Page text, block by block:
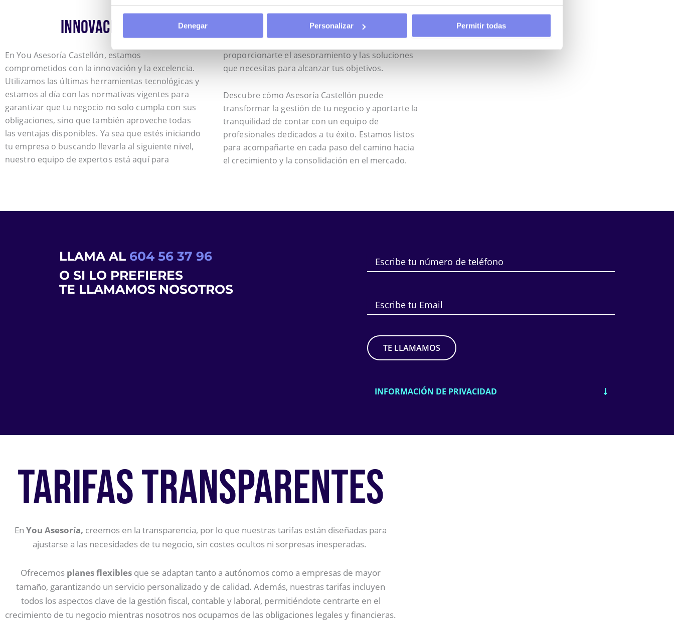
Denegar Personalizar Permitir todas
INNOVACIÓN Y EXCELENCIA CON ASESORÍA CASTELLÓN
En You Asesoría Castellón, estamos
comprometidos con la innovación y la excelencia.
Utilizamos las últimas herramientas tecnológicas y
estamos al día con las normativas vigentes para
garantizar que tu negocio no solo cumpla con sus
obligaciones, sino que también aproveche todas
las ventajas disponibles. Ya sea que estés iniciando
tu empresa o buscando llevarla al siguiente nivel,
nuestro equipo de expertos está aquí para
proporcionarte el asesoramiento y las soluciones
que necesitas para alcanzar tus objetivos.
Descubre cómo Asesoría Castellón puede
transformar la gestión de tu negocio y aportarte la
tranquilidad de contar con un equipo de
profesionales dedicados a tu éxito. Estamos listos
para acompañarte en cada paso del camino hacia
el crecimiento y la consolidación en el mercado.
LLAMA AL 604 56 37 96
O SI LO PREFIERES
TE LLAMAMOS NOSOTROS
INFORMACIÓN DE PRIVACIDAD
TARIFAS TRANSPARENTES
En You Asesoría, creemos en la transparencia, por lo que nuestras tarifas están diseñadas para
ajustarse a las necesidades de tu negocio, sin costes ocultos ni sorpresas inesperadas.
Ofrecemos planes flexibles que se adaptan tanto a autónomos como a empresas de mayor
tamaño, garantizando un servicio personalizado y de calidad. Además, nuestras tarifas incluyen
todos los aspectos clave de la gestión fiscal, contable y laboral, permitiéndote centrarte en el
crecimiento de tu negocio mientras nosotros nos ocupamos de las obligaciones legales y financieras.